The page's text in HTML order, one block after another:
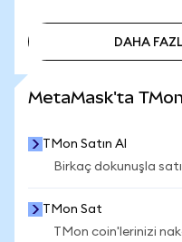
DAHA
MetaMask'ta
TMon Satın Al
Birkaç dokunuşla
TMon Sat
TMon coin'lerinizi